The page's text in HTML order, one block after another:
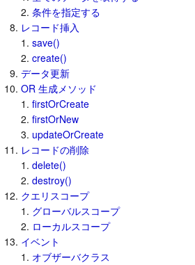
条件を指定する
レコード挿入
save()
create()
データ更新
OR 生成メソッド
firstOrCreate
firstOrNew
updateOrCreate
レコードの削除
delete()
destroy()
クエリスコープ
グローバルスコープ
ローカルスコープ
イベント
オブザーバクラス